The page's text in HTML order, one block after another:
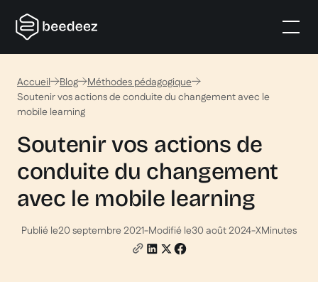
Accueil Blog
Méthodes pédagogique
Soutenir vos actions de conduite du changement avec le
mobile learning
Soutenir vos actions de
conduite du changement
avec le mobile learning
Publié le20 septembre 2021-Modifié le30 août 2024-XMinutes